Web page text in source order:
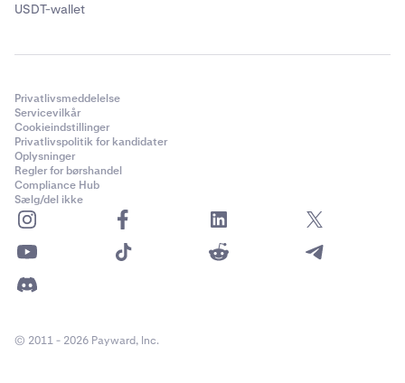
USDT-wallet
Privatlivsmeddelelse
Servicevilkår
Cookieindstillinger
Privatlivspolitik for kandidater
Oplysninger
Regler for børshandel
Compliance Hub
Sælg/del ikke
© 2011 - 2026 Payward, Inc.